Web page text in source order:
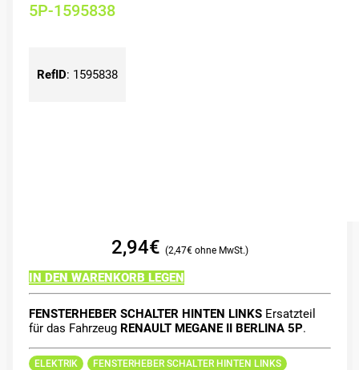
5P-1595838
RefID: 1595838
2,94€ 2,47€
IN DEN WARENKORB LEGEN
FENSTERHEBER SCHALTER HINTEN LINKSErsatzteil
für das Fahrzeug RENAULT MEGANE II BERLINA 5P.
ELEKTRIK
FENSTERHEBER SCHALTER HINTEN LINKS